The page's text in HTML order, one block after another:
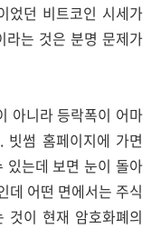
었던 비트코인 시세가
라는 것은 분명 문제가
아니라 등락폭이 어마
빗썸 홈페이지에 가면
있는데 보면 눈이 돌아
데 어떤 면에서는 주식
것이 현재 암호화폐의